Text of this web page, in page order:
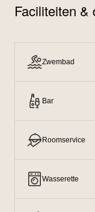
Faciliteiten &
Zwembad
Bar
Roomservice
Wasserette